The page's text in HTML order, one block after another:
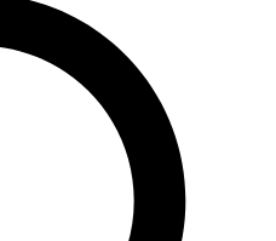
партнёров по команде.
сервер, регион, перечень
передачи и
предложение
пересекается ли с уже
ценят активные
стримеры, которым важно
скинов и эмоций под новые